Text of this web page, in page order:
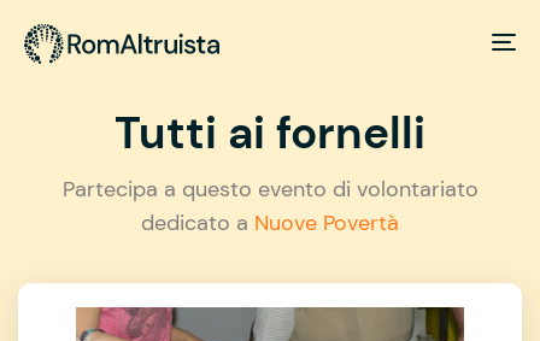
Tutti ai fornelli
Partecipa a questo evento di volontariato
dedicato a Nuove Povertà